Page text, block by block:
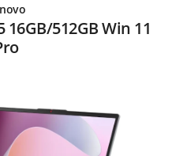
16GB/512GB Win 11